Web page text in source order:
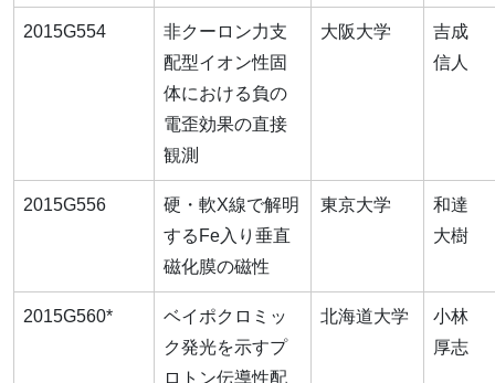
2015G554
非クーロン力支
配型イオン性固
体における負の
電歪効果の直接
観測
大阪大学
吉成
信人
2015G556
硬・軟X線で解明
するFe入り垂直
磁化膜の磁性
東京大学
和達
大樹
2015G560*
ベイポクロミッ
ク発光を示すプ
ロトン伝導性配
北海道大学
小林
厚志